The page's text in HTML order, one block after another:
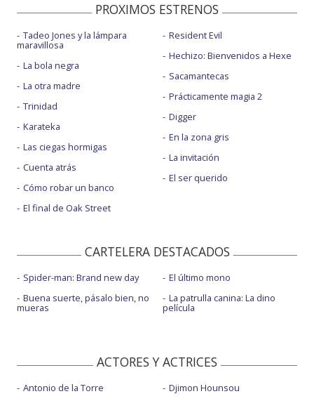
PROXIMOS ESTRENOS
Tadeo Jones y la lámpara
maravillosa
La bola negra
La otra madre
Trinidad
Karateka
Las ciegas hormigas
Cuenta atrás
Cómo robar un banco
El final de Oak Street
Resident Evil
Hechizo: Bienvenidos a Hexe
Sacamantecas
Prácticamente magia 2
Digger
En la zona gris
La invitación
El ser querido
CARTELERA DESTACADOS
Spider-man: Brand new day
Buena suerte, pásalo bien, no
mueras
El último mono
La patrulla canina: La dino
película
ACTORES Y ACTRICES
Antonio de la Torre
Djimon Hounsou